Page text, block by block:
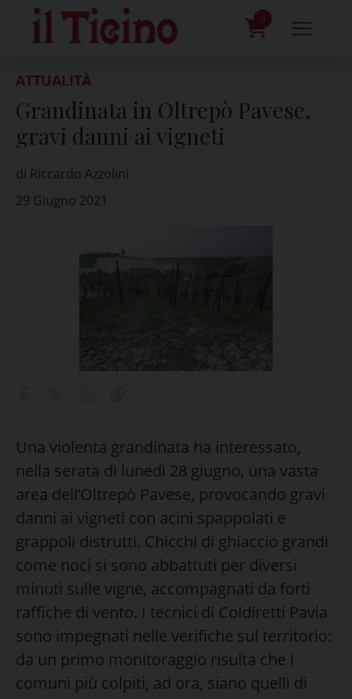
content
0
ATTUALITÀ
Grandinata in Oltrepò Pavese,
gravi danni ai vigneti
di Riccardo Azzolini
29 Giugno 2021
Una violenta grandinata ha interessato,
nella serata di lunedì 28 giugno, una vasta
area dell’Oltrepò Pavese, provocando gravi
danni ai vigneti con acini spappolati e
grappoli distrutti. Chicchi di ghiaccio grandi
come noci si sono abbattuti per diversi
minuti sulle vigne, accompagnati da forti
raffiche di vento. I tecnici di Coldiretti Pavia
sono impegnati nelle verifiche sul territorio:
da un primo monitoraggio risulta che i
comuni più colpiti, ad ora, siano quelli di